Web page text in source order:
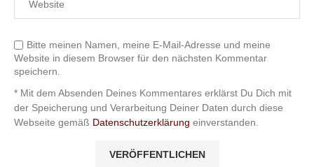
Bitte meinen Namen, meine E-Mail-Adresse und meine
Website in diesem Browser für den nächsten Kommentar
speichern.
* Mit dem Absenden Deines Kommentares erklärst Du Dich mit
der Speicherung und Verarbeitung Deiner Daten durch diese
Webseite gemäß Datenschutzerklärung einverstanden.